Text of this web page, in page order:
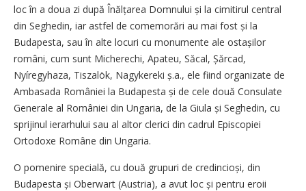
loc în a doua zi după Înălțarea Domnului și la cimitirul central
din Seghedin, iar astfel de comemorări au mai fost și la
Budapesta, sau în alte locuri cu monumente ale ostașilor
români, cum sunt Micherechi, Apateu, Săcal, Șărcad,
Nyíregyhaza, Tiszalök, Nagykereki ș.a., ele fiind organizate de
Ambasada României la Budapesta și de cele două Consulate
Generale al României din Ungaria, de la Giula și Seghedin, cu
sprijinul ierarhului sau al altor clerici din cadrul Episcopiei
Ortodoxe Române din Ungaria.
O pomenire specială, cu două grupuri de credincioși, din
Budapesta și Oberwart (Austria), a avut loc și pentru eroii